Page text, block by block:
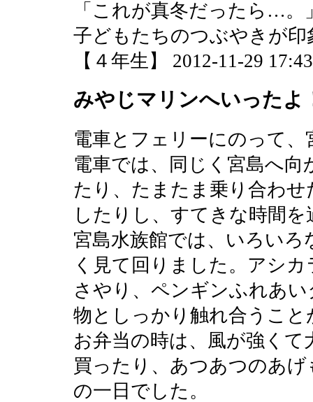
「これが真冬だったら…。
子どもたちのつぶやきが印
【４年生】 2012-11-29
みやじマリンへいったよ
電車とフェリーにのって
電車では、同じく宮島へ
たり、たまたま乗り合わ
したりし、すてきな時間
宮島水族館では、いろい
く見て回りました。アシ
さやり、ペンギンふれあ
物としっかり触れ合うこ
お弁当の時は、風が強く
買ったり、あつあつのあ
の一日でした。